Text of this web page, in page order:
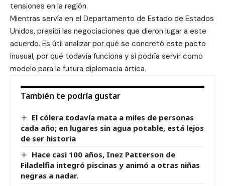
tensiones en la región.
Mientras servía en el Departamento de Estado de Estados
Unidos, presidí las negociaciones que dieron lugar a este
acuerdo. Es útil analizar por qué se concretó este pacto
inusual, por qué todavía funciona y si podría servir como
modelo para la futura diplomacia ártica.
También te podría gustar
El cólera todavía mata a miles de personas
cada año; en lugares sin agua potable, está lejos
de ser historia
Hace casi 100 años, Inez Patterson de
Filadelfia integró piscinas y animó a otras niñas
negras a nadar.